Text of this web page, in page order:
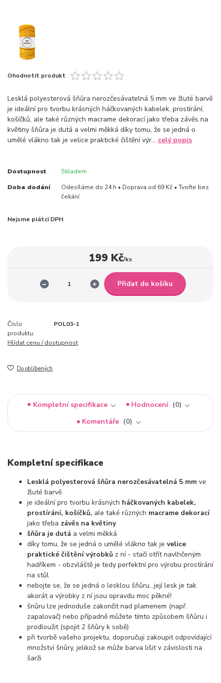
Ohodnotit produkt
Lesklá polyesterová šňůra nerozčesávatelná 5 mm ve žluté barvě
je ideální pro tvorbu krásných háčkovaných kabelek, prostírání,
košíčků, ale také různých macrame dekorací jako třeba závěs na
květiny šňůra je dutá a velmi měkká díky tomu, že se jedná o
umělé vlákno tak je velice praktické čištění výr... celý popis
Dostupnost Skladem
Doba dodání
Odesíláme do 24 h • Doprava od 69 Kč • Tvořte bez
čekání
Nejsme plátci DPH
199 Kč/ks
Přidat do košíku
Číslo
produktu:
POL03-1
Hlídat cenu / dostupnost
Do oblíbených
Kompletní specifikace Hodnocení
0
Komentáře
0
Kompletní specifikace
Lesklá polyesterová šňůra nerozčesávatelná 5 mm ve
žluté barvě
je ideální pro tvorbu krásných háčkovaných kabelek,
prostírání, košíčků, ale také různých macrame dekorací
jako třeba závěs na květiny
šňůra je dutá a velmi měkká
díky tomu, že se jedná o umělé vlákno tak je velice
praktické čištění výrobků z ní - stačí otřít navlhčeným
hadříkem - obzvláště je tedy perfektní pro výrobu prostírání
na stůl
nebojte se, že se jedná o lesklou šňůru...její lesk je tak
akorát a výrobky z ní jsou opravdu moc pěkné!
šnůru lze jednoduše zakončit nad plamenem (např.
zapalovač) nebo případně můžete tímto způsobem šňůru i
prodloužit (spojit 2 šňůry k sobě)
při tvorbě vašeho projektu, doporučuji zakoupit odpovídající
množství šnůry, jelikož se může barva lišit v závislosti na
šarži